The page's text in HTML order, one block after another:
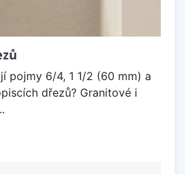
pojmy 6/4, 1 1/2 (60 mm) a
dřezů? Granitové i